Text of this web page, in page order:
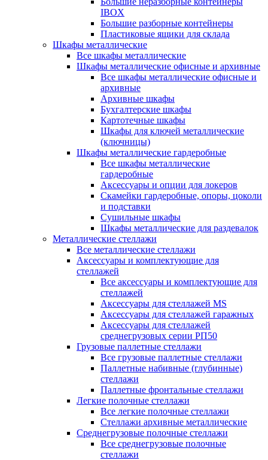
IBOX
Большие разборные контейнеры
Пластиковые ящики для склада
Шкафы металлические
Все шкафы металлические
Шкафы металлические офисные и архивные
Все шкафы металлические офисные и
архивные
Архивные шкафы
Бухгалтерские шкафы
Картотечные шкафы
Шкафы для ключей металлические
(ключницы)
Шкафы металлические гардеробные
Все шкафы металлические
гардеробные
Аксессуары и опции для локеров
Скамейки гардеробные, опоры, цоколи
и подставки
Сушильные шкафы
Шкафы металлические для раздевалок
Металлические стеллажи
Все металлические стеллажи
Аксессуары и комплектующие для
стеллажей
Все аксессуары и комплектующие для
стеллажей
Аксессуары для стеллажей MS
Аксессуары для стеллажей гаражных
Аксессуары для стеллажей
среднегрузовых серии РП50
Грузовые паллетные стеллажи
Все грузовые паллетные стеллажи
Паллетные набивные (глубинные)
стеллажи
Паллетные фронтальные стеллажи
Легкие полочные стеллажи
Все легкие полочные стеллажи
Стеллажи архивные металлические
Среднегрузовые полочные стеллажи
Все среднегрузовые полочные
стеллажи